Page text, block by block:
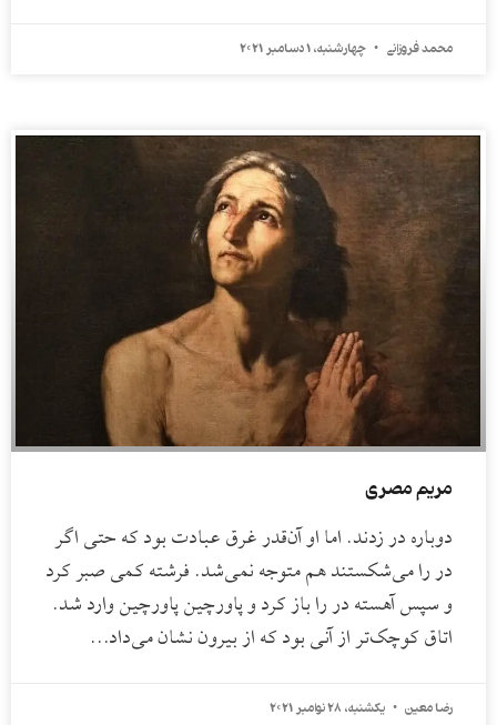
محمد فروزانی چهارشنبه، 1 دسامبر 2021
مریم مصری
دوباره در زدند. اما او آن‌قدر غرق عبادت بود که حتی اگر
در را می‌شکستند هم متوجه نمی‌شد. فرشته کمی صبر کرد
و سپس آهسته در را باز کرد و پاورچین پاورچین وارد شد.
اتاق کوچک‌تر از آنی بود که از بیرون نشان می‌داد…
رضا معین یکشنبه، 28 نوامبر 2021